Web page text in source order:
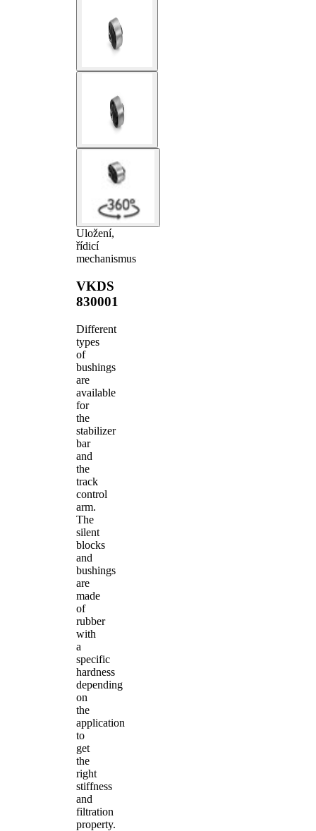
Uložení,
řídicí
mechanismus
VKDS
830001
Different
types
of
bushings
are
available
for
the
stabilizer
bar
and
the
track
control
arm.
The
silent
blocks
and
bushings
are
made
of
rubber
with
a
specific
hardness
depending
on
the
application
to
get
the
right
stiffness
and
filtration
property.